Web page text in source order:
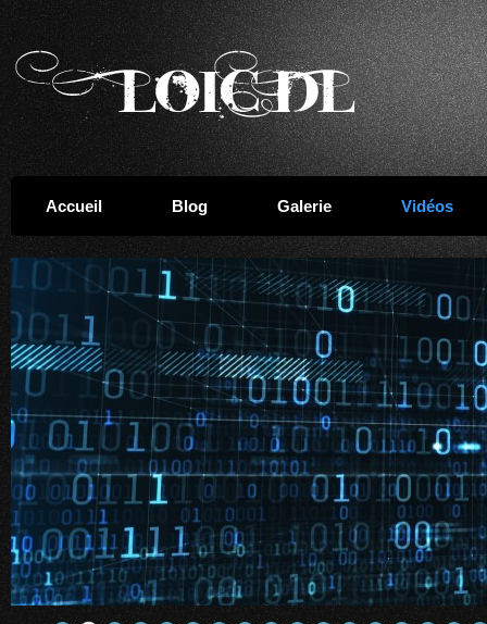
Accueil Blog Galerie Vidéos